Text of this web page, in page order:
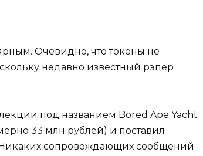
Очевидно, что токены не
недавно известный рэпер
под названием Bored Ape Yacht
33 млн рублей) и поставил
Никаких сопровождающих сообщений